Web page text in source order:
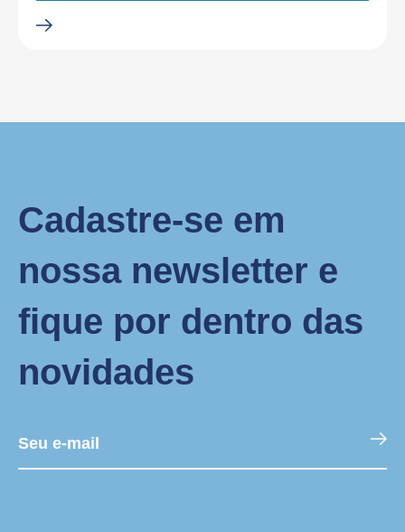
Cadastre-se em
nossa newsletter e
fique por dentro das
novidades